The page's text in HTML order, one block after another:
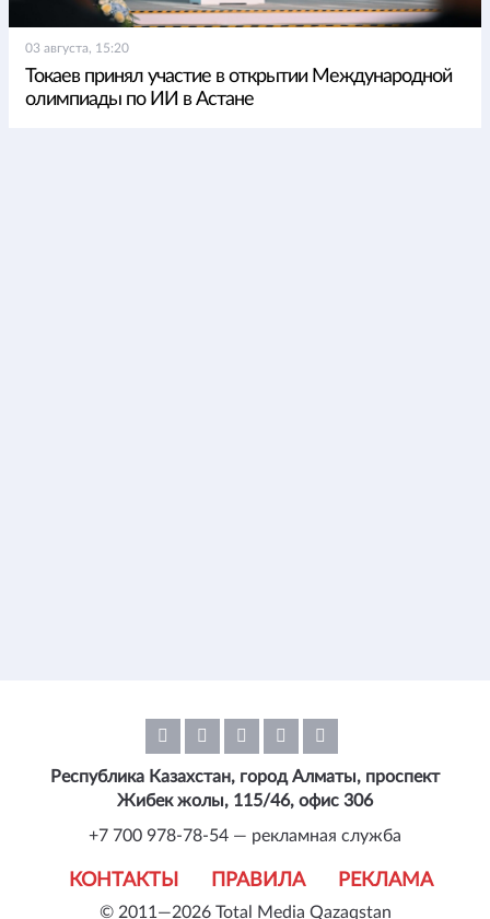
03 августа, 15:20
Токаев принял участие в открытии Международной
олимпиады по ИИ в Астане
© 2011—2026 Total Media Qazaqstan
КОНТАКТЫ ПРАВИЛА РЕКЛАМА
Республика Казахстан, город Алматы, проспект
Жибек жолы, 115/46, офис 306
+7 700 978-78-54 — рекламная служба